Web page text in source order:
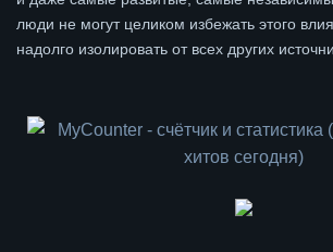
люди не могут целиком избежать этого
надолго изолировать от всех других